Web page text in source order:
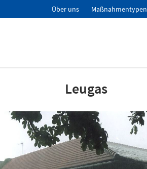
Über uns Maßnahmentypen
Leugas